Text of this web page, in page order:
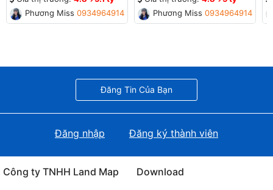
Phương Missa0934964914
Phương Missa0934964914
Đăng Tin Của Bạn
Đăng nhập Đăng ký thành viên
Công ty TNHH Land Map Download